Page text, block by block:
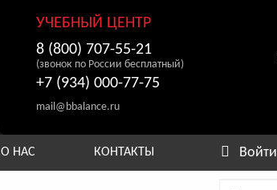
УЧЕБНЫЙ ЦЕНТР
8 (800) 707-55-21
(звонок по России бесплатный)
+7 (934) 000-77-75
mail@bbalance.ru
О НАС КОНТАКТЫ Войти